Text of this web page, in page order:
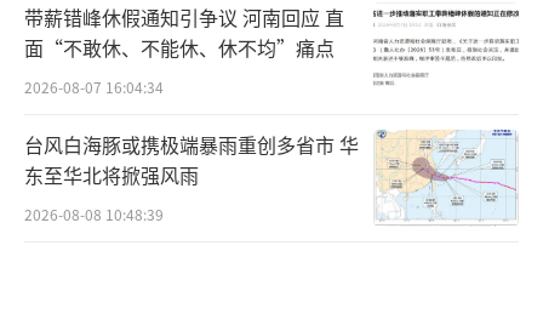
带薪错峰休假通知引争议 河南回应 直
面“不敢休、不能休、休不均”痛点
2026-08-07 16:04:34
台风白海豚或携极端暴雨重创多省市 华
东至华北将掀强风雨
2026-08-08 10:48:39